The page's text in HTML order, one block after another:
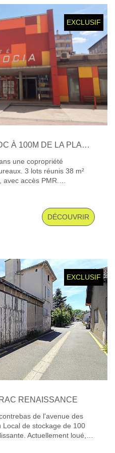
EXCLUSIF
BUREAUX 114 M² AU RDC À 100M DE LA PLACE MICHELET
une copropriété
3 lots réunis 38 m²
accès PMR.
bon état général.
site internet : www.gibert-
votre agence
estimation de
sur Le Puy et ses
DÉCOUVRIR
EXCLUSIF
RENAISSANCE
de l'avenue des
Local de stockage de 100
Actuellement loué, il